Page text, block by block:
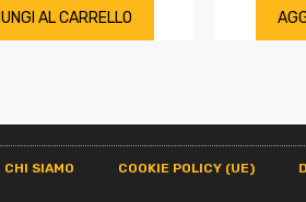
AL CARRELLO
CHI SIAMO COOKIE POLICY (UE)